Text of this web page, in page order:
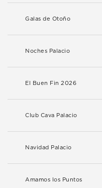
Galas de Otoño
Noches Palacio
El Buen Fin 2026
Club Cava Palacio
Navidad Palacio
Amamos los Puntos